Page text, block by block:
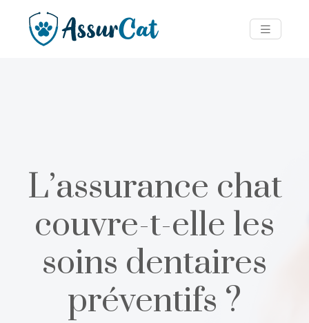
L’assurance chat
couvre-t-elle les
soins dentaires
préventifs ?